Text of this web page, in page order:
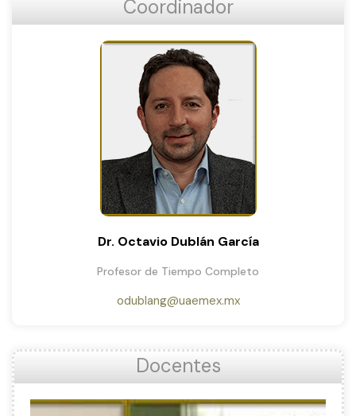
Coordinador
Dr. Octavio Dublán García
Profesor de Tiempo Completo
odublang@uaemex.mx
Docentes